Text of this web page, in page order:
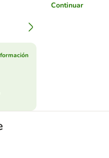
Continuar